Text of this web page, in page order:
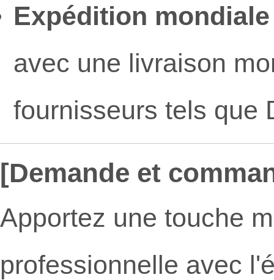
Expédition
avec une livraison
fournisseurs tels que
[Demande et
Apportez une touche
professionnelle avec